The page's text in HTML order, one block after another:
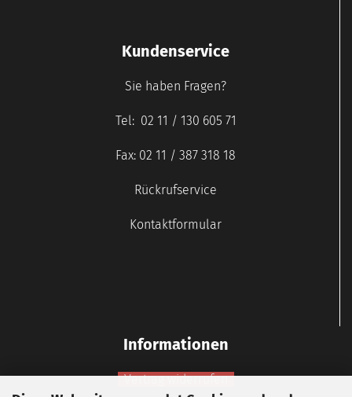
Kundenservice
Sie haben Fragen?
Tel: 02 11 / 130 605 71
Fax: 02 11 / 387 318 18
Rückrufservice
Kontaktformular
Informationen
Vertrag widerrufen